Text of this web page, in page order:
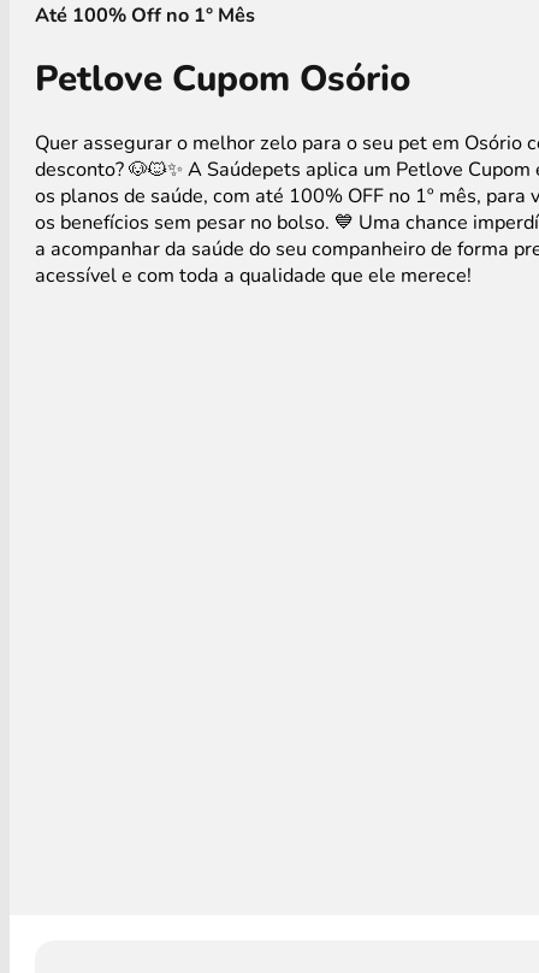
Até 100% Off no 1° Mês
Petlove Cupom Osório
Quer assegurar o melhor zelo para o seu pet em Osório
desconto? 🐶🐱✨ A Saúdepets aplica um Petlove
os planos de saúde, com até 100% OFF no 1º mês, para
os benefícios sem pesar no bolso. 💙 Uma chance
a acompanhar da saúde do seu companheiro de forma
acessível e com toda a qualidade que ele merece!